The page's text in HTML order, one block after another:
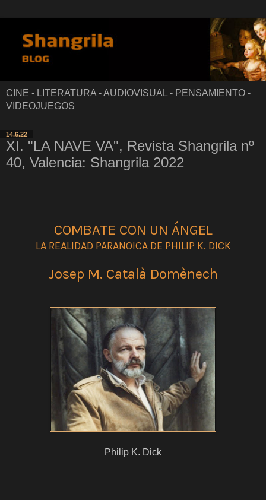
CINE - LITERATURA - AUDIOVISUAL - PENSAMIENTO -
VIDEOJUEGOS
14.6.22
XI. "LA NAVE VA", Revista Shangrila nº
40, Valencia: Shangrila 2022
COMBATE CON UN ÁNGEL
LA REALIDAD PARANOICA DE PHILIP K. DICK
Josep M. Català Domènech
Philip K. Dick